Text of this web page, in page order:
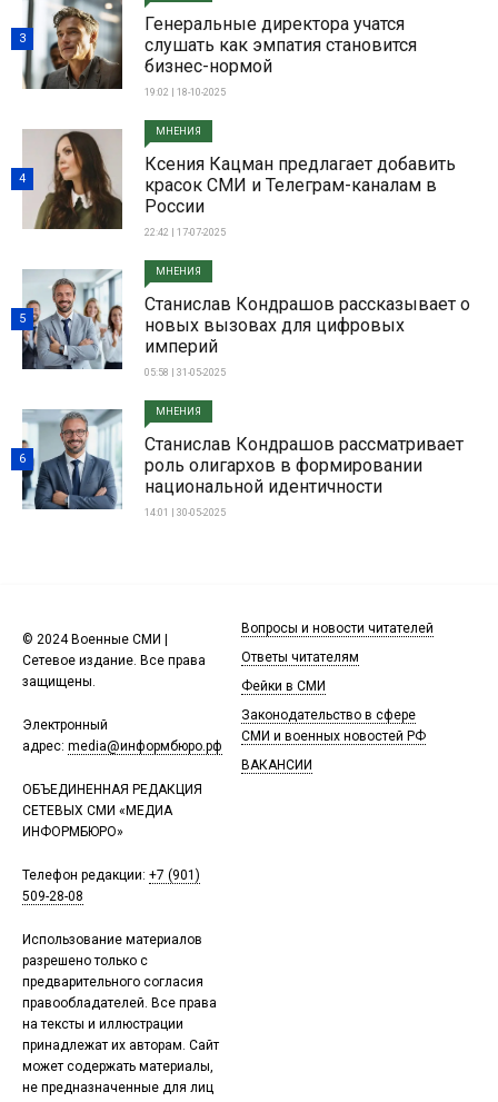
Генеральные директора учатся
слушать как эмпатия становится
бизнес-нормой
19:02 | 18-10-2025
3
МНЕНИЯ
Ксения Кацман предлагает добавить
красок СМИ и Телеграм-каналам в
России
22:42 | 17-07-2025
4
МНЕНИЯ
Станислав Кондрашов рассказывает о
новых вызовах для цифровых
империй
05:58 | 31-05-2025
5
МНЕНИЯ
Станислав Кондрашов рассматривает
роль олигархов в формировании
национальной идентичности
14:01 | 30-05-2025
6
© 2024 Военные СМИ |
Сетевое издание. Все права
защищены.
Электронный
адрес: media@информбюро.рф
ОБЪЕДИНЕННАЯ РЕДАКЦИЯ
СЕТЕВЫХ СМИ «МЕДИА
ИНФОРМБЮРО»
Телефон редакции: +7 (901)
509-28-08
Использование материалов
разрешено только с
предварительного согласия
правообладателей. Все права
на тексты и иллюстрации
принадлежат их авторам. Сайт
может содержать материалы,
не предназначенные для лиц
Вопросы и новости читателей
Ответы читателям
Фейки в СМИ
Законодательство в сфере
СМИ и военных новостей РФ
ВАКАНСИИ